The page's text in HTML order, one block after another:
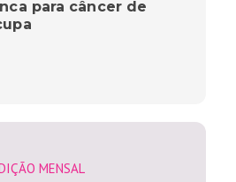
para câncer de
MENSAL